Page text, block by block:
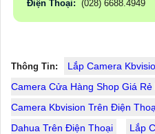
Điện Thoại: (028) 6688.4949
Thông Tin: Lắp Camera
Camera Cửa Hàng Shop Giá Rẻ
Camera Kbvision Trên Điện
Dahua Trên Điện Thoại
Lắp